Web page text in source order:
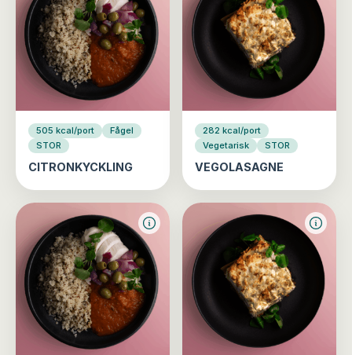
505 kcal/port
Fågel
STOR
CITRONKYCKLING
282 kcal/port
Vegetarisk
STOR
VEGOLASAGNE